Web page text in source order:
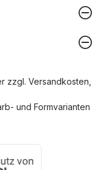
zzgl. Versandkosten
und Formvarianten